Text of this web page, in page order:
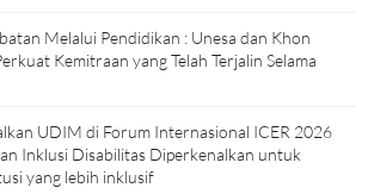
Melalui Pendidikan : Unesa dan Khon
Kemitraan yang Telah Terjalin Selama
UDIM di Forum Internasional ICER 2026
Inklusi Disabilitas Diperkenalkan untuk
yang lebih inklusif